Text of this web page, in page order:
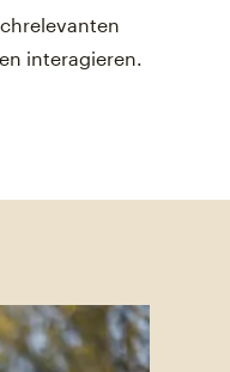
interagieren.